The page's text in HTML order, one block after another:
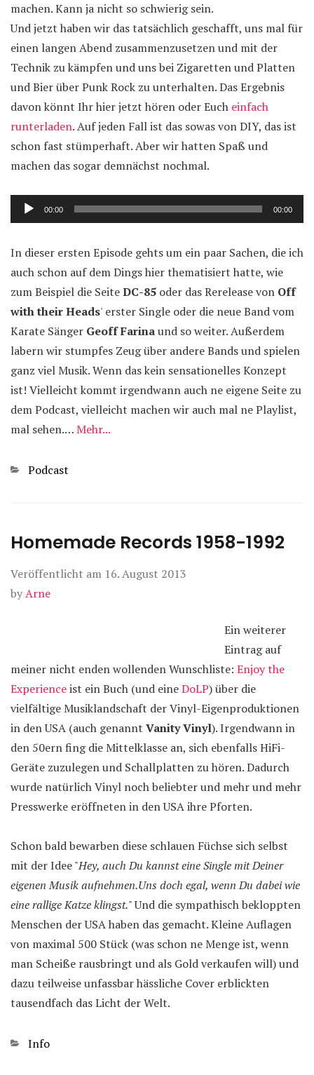
machen. Kann ja nicht so schwierig sein.
Und jetzt haben wir das tatsächlich geschafft, uns mal für
einen langen Abend zusammenzusetzen und mit der
Technik zu kämpfen und uns bei Zigaretten und Platten
und Bier über Punk Rock zu unterhalten. Das Ergebnis
davon könnt Ihr hier jetzt hören oder Euch einfach
runterladen. Auf jeden Fall ist das sowas von DIY, das ist
schon fast stümperhaft. Aber wir hatten Spaß und
machen das sogar demnächst nochmal.
Audio-
Player
00:00 00:00
In dieser ersten Episode gehts um ein paar Sachen, die ich
auch schon auf dem Dings hier thematisiert hatte, wie
zum Beispiel die SeiteDC-85 oder das Rerelease von Off
with their Heads' erster Single oder die neue Band vom
Karate Sänger Geoff Farinaund so weiter. Außerdem
labern wir stumpfes Zeug über andere Bands und spielen
ganz viel Musik. Wenn das kein sensationelles Konzept
ist! Vielleicht kommt irgendwann auch ne eigene Seite zu
dem Podcast, vielleicht machen wir auch mal ne Playlist,
mal sehen.…Mehr...
Kategorien
Podcast
Homemade Records 1958-1992
Veröffentlicht am 16. August 2013
byArne
Ein weiterer
Eintrag auf
meiner nicht enden wollenden Wunschliste: Enjoy the
Experienceist ein Buch (und eineDoLP) über die
vielfältige Musiklandschaft der Vinyl-Eigenproduktionen
in den USA (auch genannt Vanity Vinyl). Irgendwann in
den 50ern fing die Mittelklasse an, sich ebenfalls HiFi-
Geräte zuzulegen und Schallplatten zu hören. Dadurch
wurde natürlich Vinyl noch beliebter und mehr und mehr
Presswerke eröffneten in den USA ihre Pforten.
Schon bald bewarben diese schlauen Füchse sich selbst
mit der Idee "Hey, auch Du kannst eine Single mit Deiner
eigenen Musik aufnehmen.Uns doch egal, wenn Du dabei wie
eine rallige Katze klingst." Und die sympathisch bekloppten
Menschen der USA haben das gemacht. Kleine Auflagen
von maximal 500 Stück (was schon ne Menge ist, wenn
man Scheiße rausbringt und als Gold verkaufen will) und
dazu teilweise unfassbar hässliche Cover erblickten
tausendfach das Licht der Welt.
Kategorien
Info